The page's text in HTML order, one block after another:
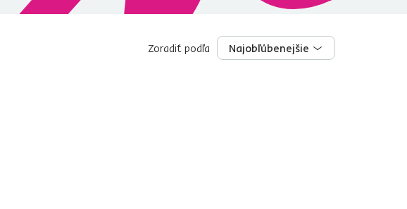
Najobľúbenejšie
Zoradiť podľa Najobľúbenejšie